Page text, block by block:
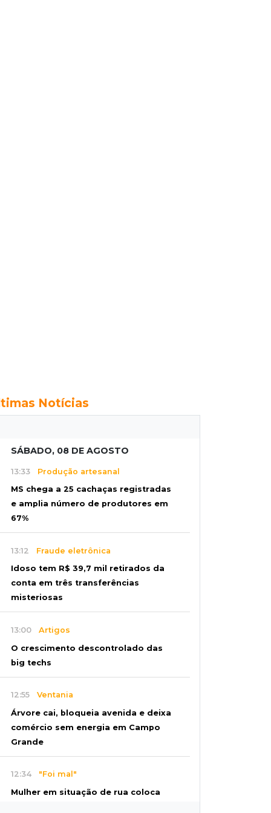
Notícias
SÁBADO, 08 DE AGOSTO
13:33 Produção artesanal
MS chega a 25 cachaças registradas
e amplia número de produtores em
67%
13:12 Fraude eletrônica
Idoso tem R$ 39,7 mil retirados da
conta em três transferências
misteriosas
13:00 Artigos
O crescimento descontrolado das
big techs
12:55 Ventania
Árvore cai, bloqueia avenida e deixa
comércio sem energia em Campo
Grande
12:34 "Foi mal"
Mulher em situação de rua coloca